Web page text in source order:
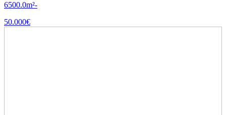
6500.0m²-
50.000€